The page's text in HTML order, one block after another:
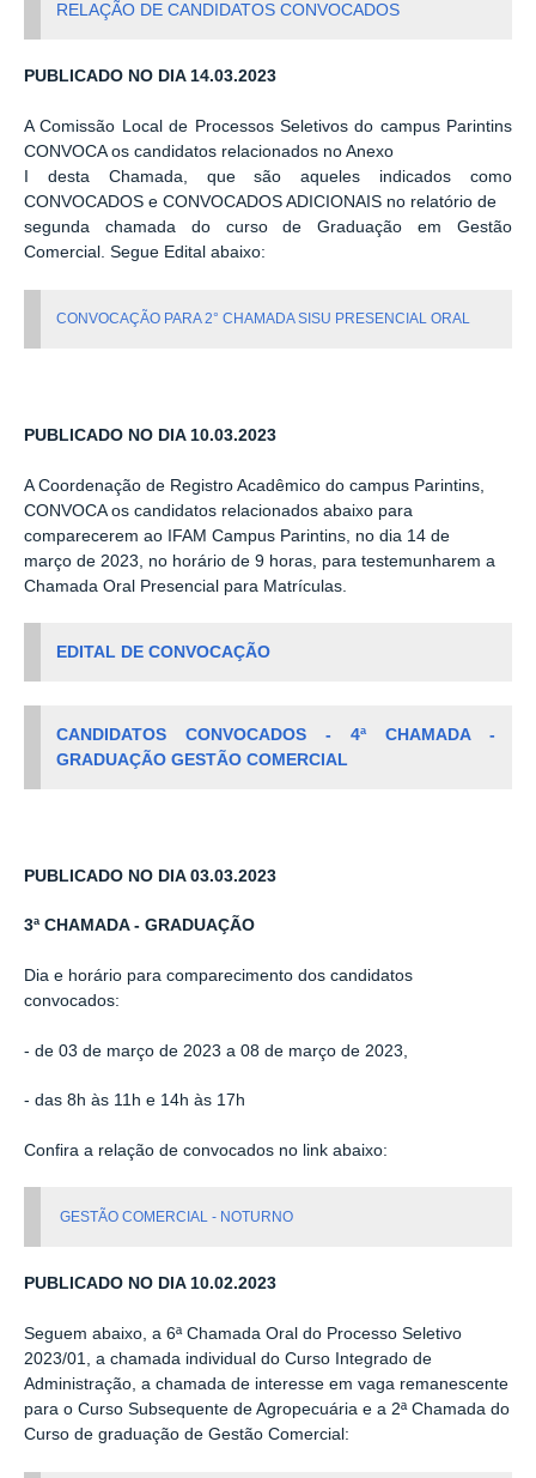
RELAÇÃO DE CANDIDATOS CONVOCADOS
PUBLICADO NO DIA 14.03.2023
A Comissão Local de Processos Seletivos do campus Parintins
CONVOCA os candidatos relacionados no Anexo
I desta Chamada, que são aqueles indicados como
CONVOCADOS e CONVOCADOS ADICIONAIS no relatório de
segunda chamada do curso de Graduação em Gestão
Comercial. Segue Edital abaixo:
CONVOCAÇÃO PARA 2° CHAMADA SISU PRESENCIAL ORAL
PUBLICADO NO DIA 10.03.2023
A Coordenação de Registro Acadêmico do campus Parintins,
CONVOCA os candidatos relacionados abaixo para
comparecerem ao IFAM Campus Parintins, no dia 14 de
março de 2023, no horário de 9 horas, para testemunharem a
Chamada Oral Presencial para Matrículas.
EDITAL DE CONVOCAÇÃO
CANDIDATOS CONVOCADOS - 4ª CHAMADA -
GRADUAÇÃO GESTÃO COMERCIAL
PUBLICADO NO DIA 03.03.2023
3ª CHAMADA - GRADUAÇÃO
Dia e horário para comparecimento dos candidatos
convocados:
- de 03 de março de 2023 a 08 de março de 2023,
- das 8h às 11h e 14h às 17h
Confira a relação de convocados no link abaixo:
GESTÃO COMERCIAL - NOTURNO
PUBLICADO NO DIA 10.02.2023
Seguem abaixo, a 6ª Chamada Oral do Processo Seletivo
2023/01, a chamada individual do Curso Integrado de
Administração, a chamada de interesse em vaga remanescente
para o Curso Subsequente de Agropecuária e a 2ª Chamada do
Curso de graduação de Gestão Comercial: